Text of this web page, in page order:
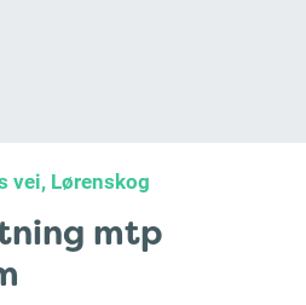
vei, Lørenskog
mtp